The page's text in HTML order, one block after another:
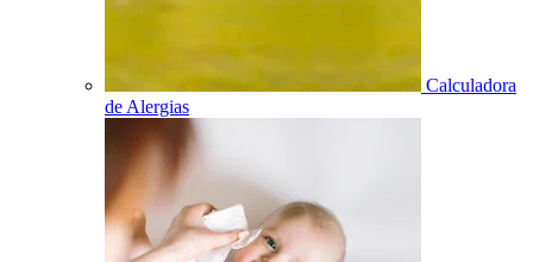
Calculadora
de Alergias